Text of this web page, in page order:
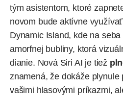
tým asistentom, ktoré
novom bude aktívne
Dynamic Island, kde na
amorfnej bubliny, ktorá
dianie. Nová Siri AI je tiež
znamená, že dokáže
vašimi hlasovými príkazmi,